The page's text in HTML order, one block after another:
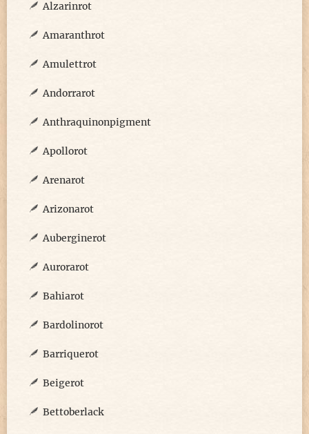
Alzarinrot
Amaranthrot
Amulettrot
Andorrarot
Anthraquinonpigment
Apollorot
Arenarot
Arizonarot
Auberginerot
Aurorarot
Bahiarot
Bardolinorot
Barriquerot
Beigerot
Bettoberlack